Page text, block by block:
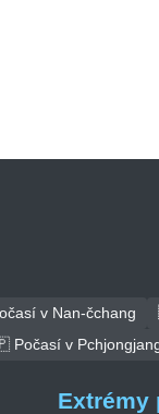
v Nan-čchang
v
Extrémy